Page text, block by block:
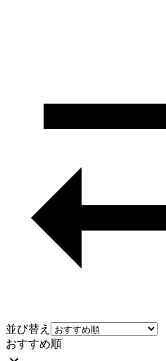
並び替え
おすすめ順